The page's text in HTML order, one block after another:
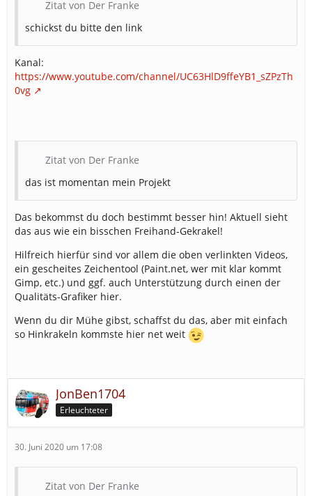
Zitat von Der Franke
schickst du bitte den link
Kanal:
https://www.youtube.com/channel/UC63HlD9ffeYB1_sZPzTh
0vg
Zitat von Der Franke
das ist momentan mein Projekt
Das bekommst du doch bestimmt besser hin! Aktuell sieht
das aus wie ein bisschen Freihand-Gekrakel!
Hilfreich hierfür sind vor allem die oben verlinkten Videos,
ein gescheites Zeichentool (Paint.net, wer mit klar kommt
Gimp, etc.) und ggf. auch Unterstützung durch einen der
Qualitäts-Grafiker hier.
Wenn du dir Mühe gibst, schaffst du das, aber mit einfach
so Hinkrakeln kommste hier net weit
JonBen1704
Erleuchteter
30. Juni 2020 um 17:08
Zitat von Der Franke